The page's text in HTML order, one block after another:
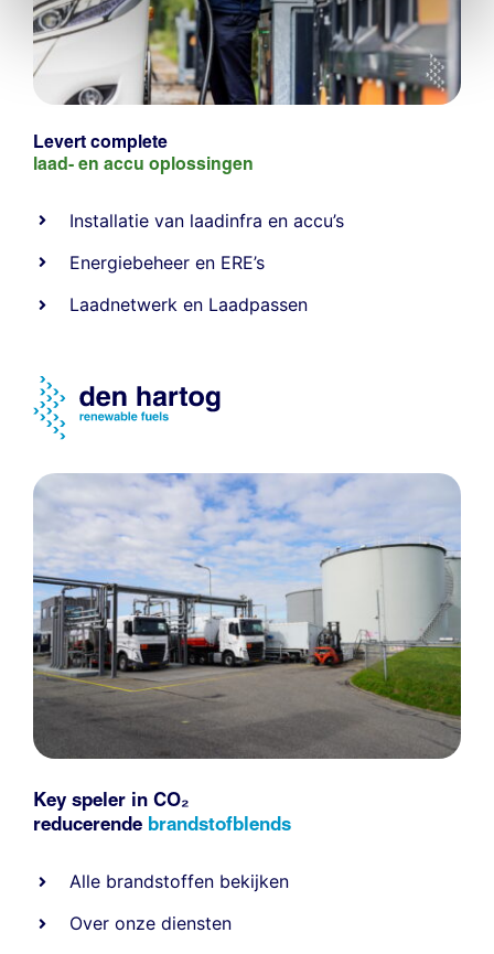
Levert complete
laad- en accu oplossingen
Installatie van laadinfra en accu’s
Energiebeheer en ERE’s
Laadnetwerk en Laadpassen
Key speler in CO₂
reducerende brandstofblends
Alle brandstoffen bekijken
Over onze diensten